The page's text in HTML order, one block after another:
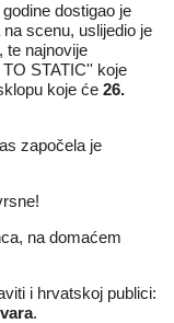
dostigao je
scenu, uslijedio je
te najnovije
STATIC'' koje
koje će 26.
započela je
na domaćem
i hrvatskoj publici:
.